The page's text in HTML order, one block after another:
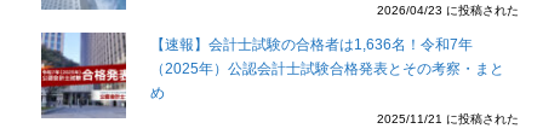
2026/04/23 に投稿された
【速報】会計士試験の合格者は1,636名！令和7年
（2025年）公認会計士試験合格発表とその考察・まと
め
2025/11/21 に投稿された